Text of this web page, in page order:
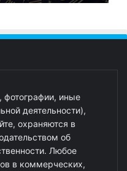
фотографии, иные
деятельности),
охраняются в
об
Любое
в коммерческих,